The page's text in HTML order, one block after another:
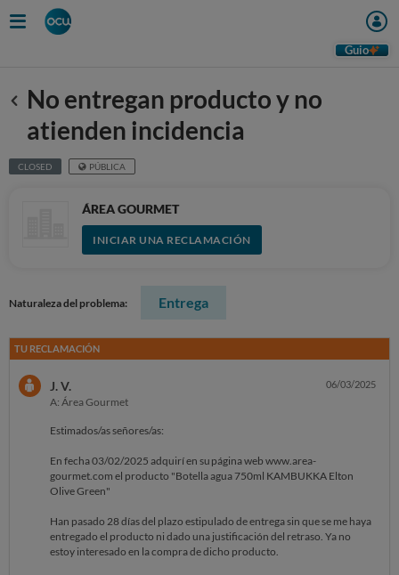
Guio
Anterior
No entregan producto y no
atienden incidencia
CLOSED PÚBLICA
ÁREA GOURMET
INICIAR UNA RECLAMACIÓN
Naturaleza del problema: Entrega
TU RECLAMACIÓN
J. V.
A: Área Gourmet
06/03/2025
Estimados/as señores/as:
En fecha 03/02/2025 adquirí en su página web www.area-
gourmet.com el producto "Botella agua 750ml KAMBUKKA Elton
Olive Green"
Han pasado 28 días del plazo estipulado de entrega sin que se me haya
entregado el producto ni dado una justificación del retraso. Ya no
estoy interesado en la compra de dicho producto.